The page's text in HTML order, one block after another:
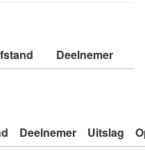
Deelnemer
Deelnemer Uitslag